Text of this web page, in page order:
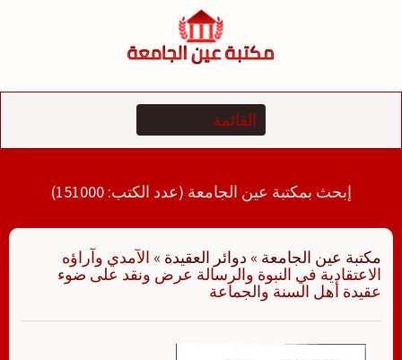
إبحث بمكتبة عين الجامعة (عدد الكتب: 151000)
مكتبة عين الجامعة » دوائر العقيدة » الآمدي وآراؤه
الاعتقادية في النبوة والرسالة عرض ونقد على ضوء
عقيدة أهل السنة والجماعة